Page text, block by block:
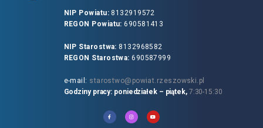
NIP Powiatu:8132919572
REGON Powiatu: 690581413
NIP Starostwa: 8132968582
REGON Starostwa: 690587999
e-mail: starostwo@powiat.rzeszowski.pl
Godziny pracy: poniedziałek – piątek, 7:30-15:30